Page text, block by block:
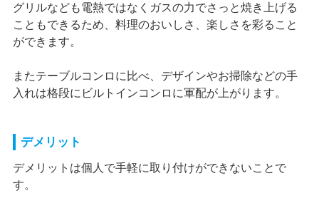
グリルなども電熱ではなくガスの力でさっと焼き上げる
こともできるため、料理のおいしさ、楽しさを彩ること
ができます。
またテーブルコンロに比べ、デザインやお掃除などの手
入れは格段にビルトインコンロに軍配が上がります。
デメリット
デメリットは個人で手軽に取り付けができないことで
す。